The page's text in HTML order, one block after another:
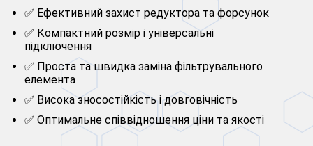
✅ Ефективний захист редуктора та форсунок
✅ Компактний розмір і універсальні
підключення
✅ Проста та швидка заміна фільтрувального
елемента
✅ Висока зносостійкість і довговічність
✅ Оптимальне співвідношення ціни та якості